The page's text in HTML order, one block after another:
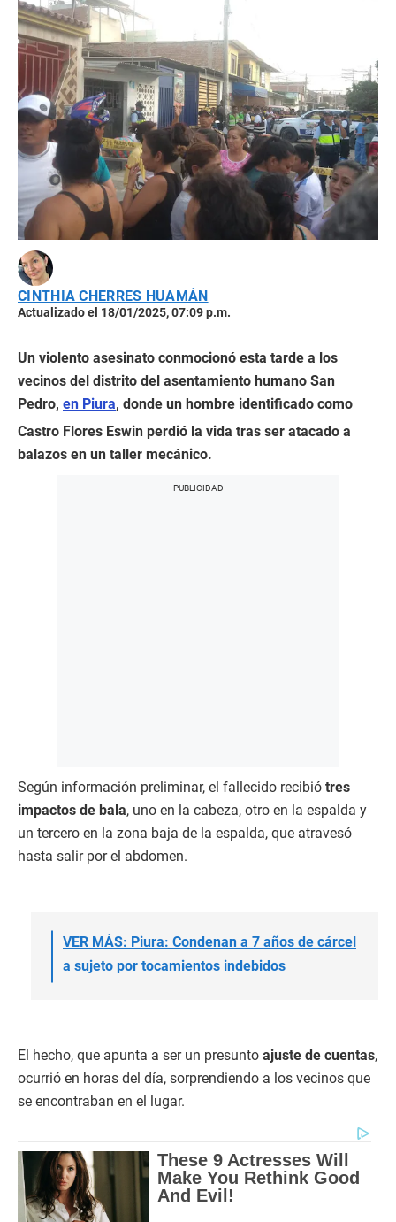
CINTHIA CHERRES HUAMÁN
Actualizado el 18/01/2025, 07:09 p.m.
Un violento asesinato conmocionó esta tarde a los
vecinos del distrito del asentamiento humano San
Pedro, en Piura, donde un hombre identificado como
Castro Flores Eswin perdió la vida tras ser atacado a
balazos en un taller mecánico.
Según información preliminar, el fallecido recibió tres
impactos de bala, uno en la cabeza, otro en la espalda y
un tercero en la zona baja de la espalda, que atravesó
hasta salir por el abdomen.
VER MÁS: Piura: Condenan a 7 años de cárcel
a sujeto por tocamientos indebidos
El hecho, que apunta a ser un presunto ajuste de cuentas,
ocurrió en horas del día, sorprendiendo a los vecinos que
se encontraban en el lugar.